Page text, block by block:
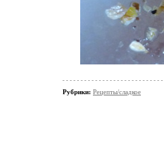
Рубрики: Рецепты/сладкое